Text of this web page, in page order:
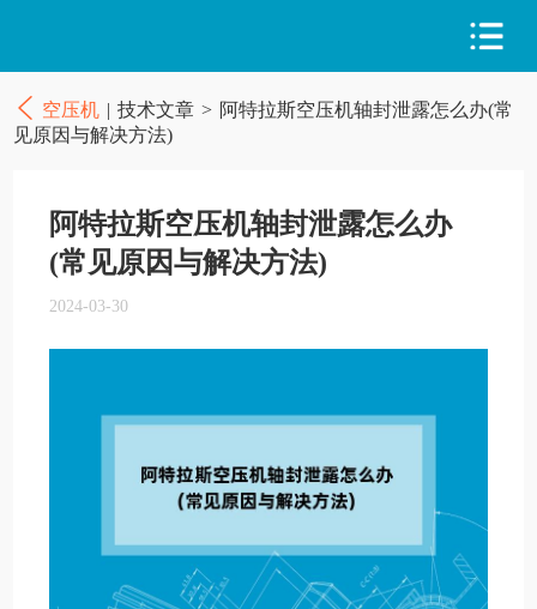
空压机 | 技术文章 > 阿特拉斯空压机轴封泄露怎么办(常
见原因与解决方法)
阿特拉斯空压机轴封泄露怎么办
(常见原因与解决方法)
2024-03-30